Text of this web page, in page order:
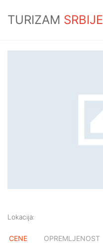
TURIZAM SRBIJE
Lokacija:
CENE OPREMLJENOST